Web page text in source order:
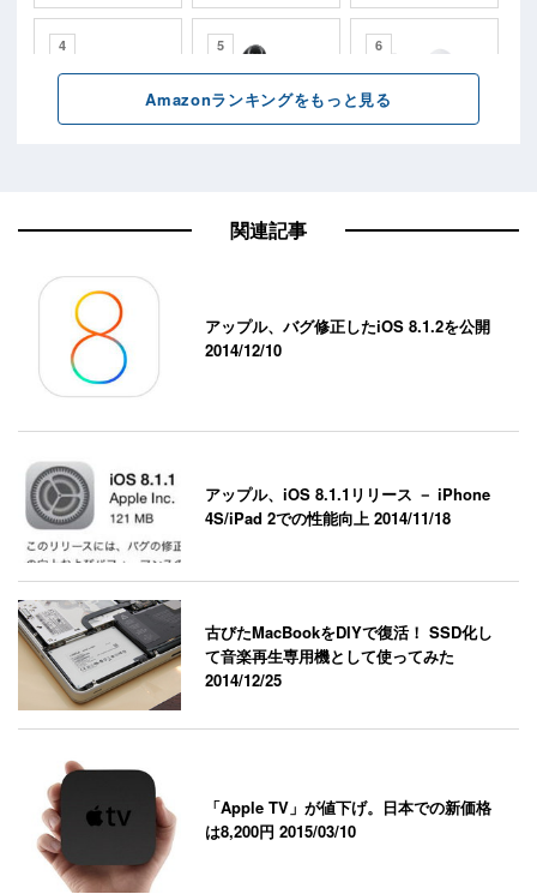
関連記事
アップル、バグ修正したiOS 8.1.2を公開
2014/12/10
アップル、iOS 8.1.1リリース － iPhone
4S/iPad 2での性能向上2014/11/18
古びたMacBookをDIYで復活！ SSD化し
て音楽再生専用機として使ってみた
2014/12/25
「Apple TV」が値下げ。日本での新価格
は8,200円2015/03/10